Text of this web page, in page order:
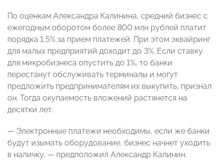
По оценкам Александра Калинина, средний бизнес с
ежегодным оборотом более 800 млн рублей платит
порядка 1,5% за прием платежей. При этом эквайринг
для малых предприятий доходит до 3%. Если ставку
для микробизнеса опустить до 1%, то банки
перестанут обслуживать терминалы и могут
предложить предпринимателям их выкупить, признал
он. Тогда окупаемость вложений растянется на
десятки лет.
— Электронные платежи необходимы, если же банки
будут изымать оборудование, бизнес начнет уходить
в наличку, — предположил Александр Калинин.